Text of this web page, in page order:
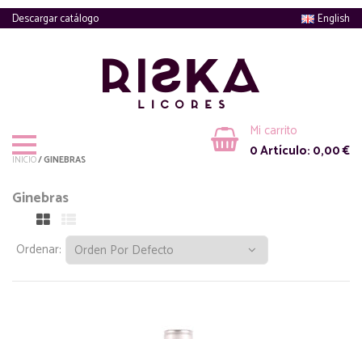
Descargar catálogo English
Mi carrito
0Artículo: 0,00€
INICIO/ GINEBRAS
Ginebras
Ordenar: